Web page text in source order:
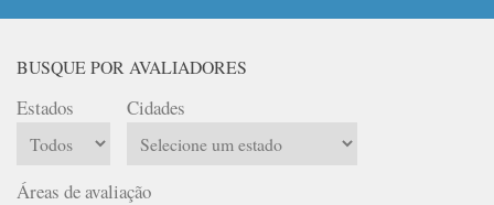
BUSQUE POR AVALIADORES
Estados Cidades
Áreas de avaliação